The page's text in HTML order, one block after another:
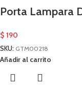
Porta Lampara
$ 190
SKU: GTM00218
Añadir al carrito